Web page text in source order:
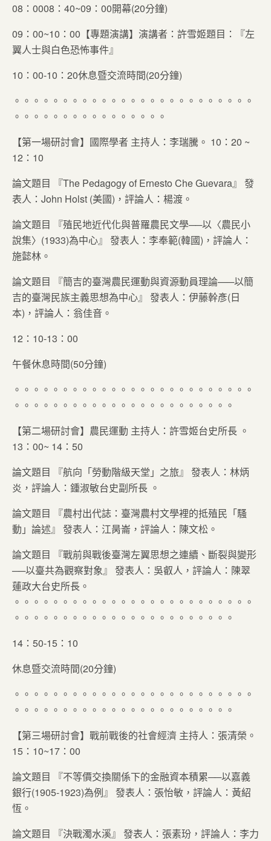
08：0008：40~09：00開幕(20分鐘)
09：00~10：00【專題演講】演講者：許雪姬題目：『左
翼人士與白色恐怖事件』
10：00-10：20休息暨交流時間(20分鐘)
。。。。。。。。。。。。。。。。。。。。。。。。。
。。。。。。。。。。。。。。。。
【第一場研討會】國際學者 主持人：李瑞騰。 10：20 ~
12：10
論文題目 『The Pedagogy of Ernesto Che Guevara』 發
表人：John Holst (美國)，評論人：楊渡。
論文題目 『殖民地近代化與普羅農民文學──以〈農民小
說集〉(1933)為中心』 發表人：李奉範(韓國)，評論人：
施懿林。
論文題目 『簡吉的臺灣農民運動與資源動員理論—─以簡
吉的臺灣民族主義思想為中心』 發表人：伊藤幹彥(日
本)，評論人：翁佳音。
12：10-13：00
午餐休息時間(50分鐘)
。。。。。。。。。。。。。。。。。。。。。。。。。
。。。。。。。。。。。。。。。。。。。。。。。
【第二場研討會】農民運動 主持人：許雪姬台史所長 。
13：00~ 14：50
論文題目 『航向「勞動階級天堂」之旅』 發表人：林炳
炎，評論人：鍾淑敏台史副所長 。
論文題目 『農村出代誌：臺灣農村文學裡的抵殖民「騷
動」論述』 發表人：江昺崙，評論人：陳文松。
論文題目 『戰前與戰後臺灣左翼思想之連續、斷裂與變形
──以臺共為觀察對象』 發表人：吳叡人，評論人：陳翠
蓮政大台史所長。
。。。。。。。。。。。。。。。。。。。。。。。。。
。。。。。。。。。。。。。。。。。。。。。。。
14：50-15：10
休息暨交流時間(20分鐘)
。。。。。。。。。。。。。。。。。。。。。。。。。
。。。。。。。。。。。。。。。。。。。。。。。
【第三場研討會】戰前戰後的社會經濟 主持人：張清榮。
15：10~17：00
論文題目 『不等價交換關係下的金融資本積累──以嘉義
銀行(1905-1923)為例』 發表人：張怡敏，評論人：黃紹
恆。
論文題目 『決戰濁水溪』 發表人：張素玢，評論人：李力